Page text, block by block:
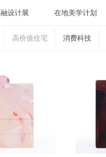
高价值住宅 消费科技
融设计展 在地美学计划